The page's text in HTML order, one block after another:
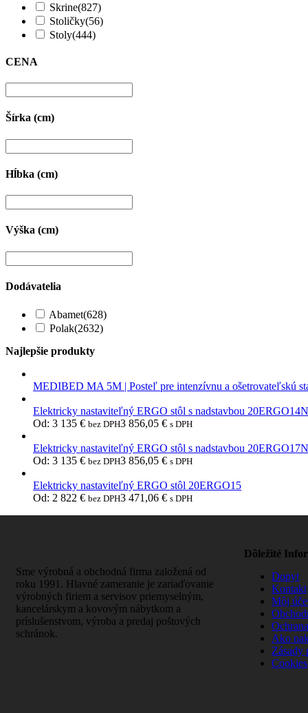
Skrine(827)
Stoličky(56)
Stoly(444)
CENA
Šírka (cm)
Hĺbka (cm)
Výška (cm)
Dodávatelia
Abamet(628)
Polak(2632)
Najlepšie produkty
MEDIBED MA 5M | Posteľ pre intenzívnu a ošetrovateľskú
Elektricky nastaviteľný ERGO stôl s nadstavbou 20ERGO14N
Od: 3 135 € bez DPH3 856,05 € s DPH
Elektricky nastaviteľný ERGO stôl s nadstavbou 20ERGO17N
Od: 3 135 € bez DPH3 856,05 € s DPH
Elektricky nastaviteľný ERGO stôl 20ERGO15
Od: 2 822 € bez DPH3 471,06 € s DPH
Sme výrobná a obchodná firma založená od
roku 1991. Hlavné zameranie je zariaďovanie
výrobných firiem a servisov priemyselným,
kancelárskym a kovovým nábytkom a
príslušenstvom, výroba a predaj poštových
schránok.
Dôležité
Dopyt
Kontakt
Môj
Ako
Zásady
Cookies